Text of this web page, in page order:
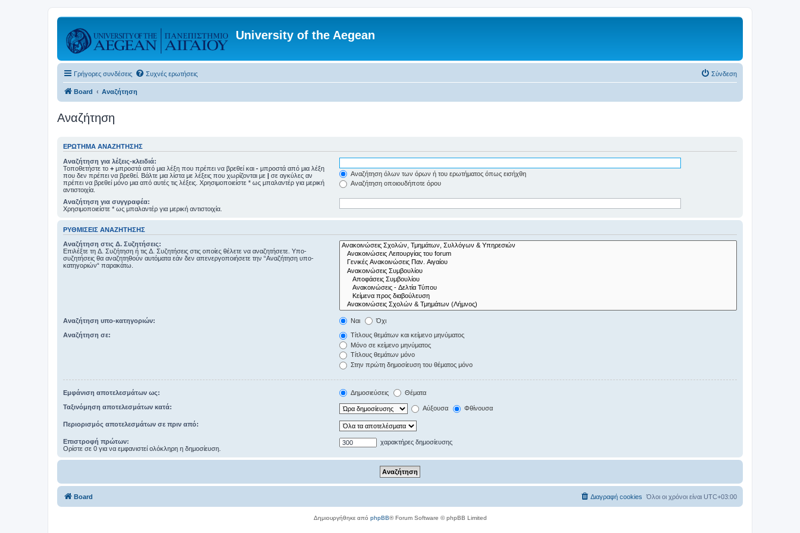
University of the Aegean
Γρήγορες συνδέσεις Συχνές ερωτήσεις Σύνδεση
Board Αναζήτηση
Αναζήτηση
ΕΡΏΤΗΜΑ ΑΝΑΖΉΤΗΣΗΣ
Αναζήτηση για λέξεις-κλειδιά:
Τοποθετήστε το + μπροστά από μια λέξη που πρέπει να βρεθεί και - μπροστά από μια λέξη
που δεν πρέπει να βρεθεί. Βάλτε μια λίστα με λέξεις που χωρίζονται με | σε αγκύλες αν
πρέπει να βρεθεί μόνο μια από αυτές τις λέξεις. Χρησιμοποιείστε * ως μπαλαντέρ για μερική
αντιστοιχία.
Αναζήτηση όλων των όρων ή του ερωτήματος όπως εισήχθη
Αναζήτηση οποιουδήποτε όρου
Αναζήτηση για συγγραφέα:
Χρησιμοποιείστε * ως μπαλαντέρ για μερική αντιστοιχία.
ΡΥΘΜΊΣΕΙΣ ΑΝΑΖΉΤΗΣΗΣ
Αναζήτηση στις Δ. Συζητήσεις:
Επιλέξτε τη Δ. Συζήτηση ή τις Δ. Συζητήσεις στις οποίες θέλετε να αναζητήσετε. Υπο-
συζητήσεις θα αναζητηθούν αυτόματα εάν δεν απενεργοποιήσετε την “Αναζήτηση υπο-
κατηγοριών“ παρακάτω.
Αναζήτηση υπο-κατηγοριών: Ναι Όχι
Αναζήτηση σε:
Τίτλους θεμάτων και κείμενο μηνύματος
Μόνο σε κείμενο μηνύματος
Τίτλους θεμάτων μόνο
Στην πρώτη δημοσίευση του θέματος μόνο
Εμφάνιση αποτελεσμάτων ως: Δημοσιεύσεις Θέματα
Ταξινόμηση αποτελεσμάτων κατά: Αύξουσα Φθίνουσα
Περιορισμός αποτελεσμάτων σε πριν από:
Επιστροφή πρώτων:
Ορίστε σε 0 για να εμφανιστεί ολόκληρη η δημοσίευση.
χαρακτήρες δημοσίευσης
Board Όλοι οι χρόνοι είναι UTC+03:00
Διαγραφή cookies
Δημιουργήθηκε από phpBB® Forum Software © phpBB Limited